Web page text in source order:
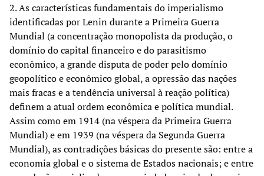
2. As características fundamentais do imperialismo
identificadas por Lenin durante a Primeira Guerra
Mundial (a concentração monopolista da produção, o
domínio do capital financeiro e do parasitismo
econômico, a grande disputa de poder pelo domínio
geopolítico e econômico global, a opressão das nações
mais fracas e a tendência universal à reação política)
definem a atual ordem econômica e política mundial.
Assim como em 1914 (na véspera da Primeira Guerra
Mundial) e em 1939 (na véspera da Segunda Guerra
Mundial), as contradições básicas do presente são: entre a
economia global e o sistema de Estados nacionais; e entre